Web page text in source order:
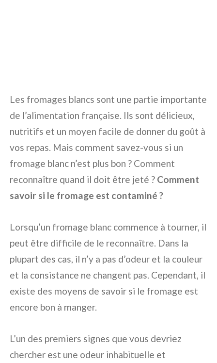
Les fromages blancs sont une partie importante
de l’alimentation française. Ils sont délicieux,
nutritifs et un moyen facile de donner du goût à
vos repas. Mais comment savez-vous si un
fromage blanc n’est plus bon ? Comment
reconnaître quand il doit être jeté ? Comment
savoir si le fromage est contaminé ?
Lorsqu’un fromage blanc commence à tourner, il
peut être difficile de le reconnaître. Dans la
plupart des cas, il n’y a pas d’odeur et la couleur
et la consistance ne changent pas. Cependant, il
existe des moyens de savoir si le fromage est
encore bon à manger.
L’un des premiers signes que vous devriez
chercher est une odeur inhabituelle et